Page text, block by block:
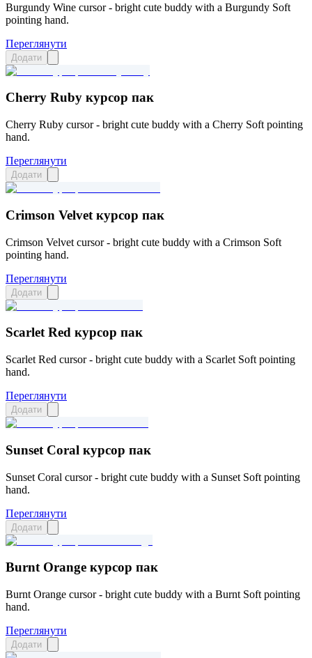
Burgundy Wine cursor - bright cute buddy with a Burgundy Soft
pointing hand.
Переглянути
Додати
Cherry Ruby курсор пак
Cherry Ruby cursor - bright cute buddy with a Cherry Soft pointing
hand.
Переглянути
Додати
Crimson Velvet курсор пак
Crimson Velvet cursor - bright cute buddy with a Crimson Soft
pointing hand.
Переглянути
Додати
Scarlet Red курсор пак
Scarlet Red cursor - bright cute buddy with a Scarlet Soft pointing
hand.
Переглянути
Додати
Sunset Coral курсор пак
Sunset Coral cursor - bright cute buddy with a Sunset Soft pointing
hand.
Переглянути
Додати
Burnt Orange курсор пак
Burnt Orange cursor - bright cute buddy with a Burnt Soft pointing
hand.
Переглянути
Додати